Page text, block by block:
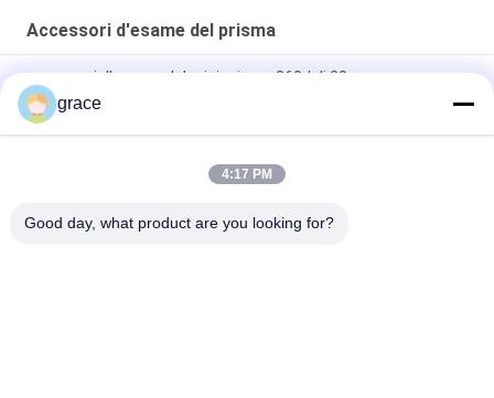
Accessori d'esame del prisma
accessori d'esame del mini prisma 360d di 30mm
Strumento di rilevamento topografico del prisma della
costruzione di strade 64mm
Multi accessori d'esame di riflessione del prisma delle carte
grace
4:17 PM
Good day, what product are you looking for?